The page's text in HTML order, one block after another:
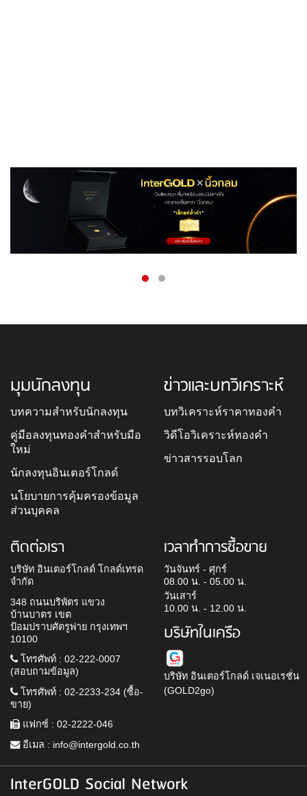
มุมนักลงทุน
บทความสำหรับนักลงทุน
คู่มือลงทุนทองคำสำหรับมือ
ใหม่
นักลงทุนอินเตอร์โกลด์
นโยบายการคุ้มครองข้อมูล
ส่วนบุคคล
ข่าวและบทวิเคราะห์
บทวิเคราะห์ราคาทองคำ
วิดีโอวิเคราะห์ทองคำ
ข่าวสารรอบโลก
ติดต่อเรา
บริษัท อินเตอร์โกลด์ โกลด์เทรด
จำกัด
348 ถนนบริพัตร แขวง
บ้านบาตร เขต
ป้อมปราบศัตรูพ่าย กรุงเทพฯ
10100
โทรศัพท์ : 02-222-0007
(สอบถามข้อมูล)
โทรศัพท์ : 02-2233-234 (ซื้อ-
ขาย)
แฟกซ์ : 02-2222-046
อีเมล : info@intergold.co.th
เวลาทำการซื้อขาย
วันจันทร์ - ศุกร์
08.00 น. - 05.00 น.
วันเสาร์
10.00 น. - 12.00 น.
บริษัทในเครือ
บริษัท อินเตอร์โกลด์ เจเนอเรชั่น
(GOLD2go)
InterGOLD Social Network